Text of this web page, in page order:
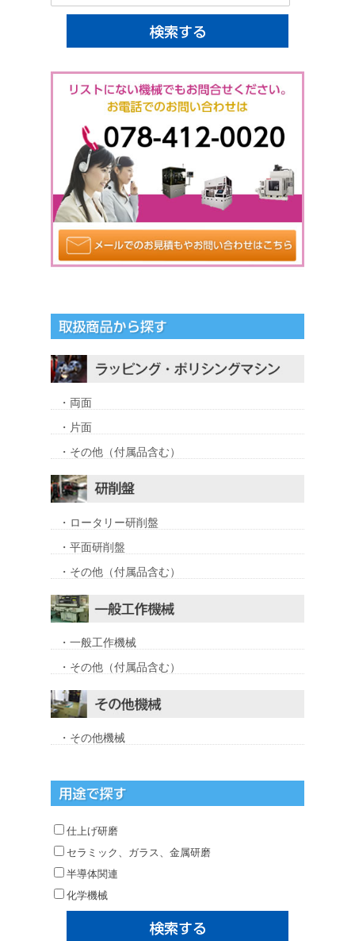
・両面
・片面
・その他（付属品含む）
・ロータリー研削盤
・平面研削盤
・その他（付属品含む）
・一般工作機械
・その他（付属品含む）
・その他機械
仕上げ研磨
セラミック、ガラス、金属研磨
半導体関連
化学機械